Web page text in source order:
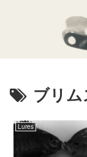
ブリ
Lures